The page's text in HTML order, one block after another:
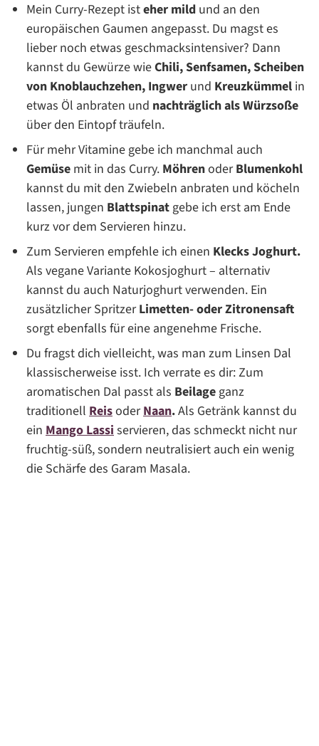
Mein Curry-Rezept isteher mild und an den
europäischen Gaumen angepasst. Du magst es
lieber noch etwas geschmacksintensiver? Dann
kannst du Gewürze wieChili, Senfsamen, Scheiben
von Knoblauchzehen, Ingwer und Kreuzkümmel in
etwas Öl anbraten und nachträglich als Würzsoße
über den Eintopf träufeln.
Für mehr Vitamine gebe ich manchmal auch
Gemüse mit in das Curry. MöhrenoderBlumenkohl
kannst du mit den Zwiebeln anbraten und köcheln
lassen, jungen Blattspinatgebe ich erst am Ende
kurz vor dem Servieren hinzu.
Zum Servieren empfehle ich einen Klecks Joghurt.
Als vegane Variante Kokosjoghurt – alternativ
kannst du auch Naturjoghurt verwenden. Ein
zusätzlicher SpritzerLimetten- oder Zitronensaft
sorgt ebenfalls für eine angenehme Frische.
Du fragst dich vielleicht, was man zum Linsen Dal
klassischerweise isst. Ich verrate es dir: Zum
aromatischen Dal passt als Beilageganz
traditionell ReisoderNaan.Als Getränk kannst du
ein Mango Lassiservieren, das schmeckt nicht nur
fruchtig-süß, sondern neutralisiert auch ein wenig
die Schärfe des Garam Masala.